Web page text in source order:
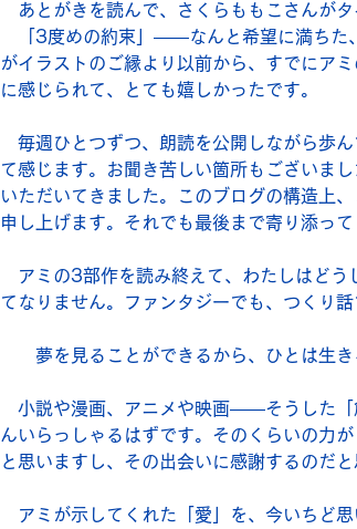
あとがきを読んで、さくらももこさんがタ
「3度めの約束」――なんと希望に満ちた
がイラストのご縁より以前から、すでにア
に感じられて、とても嬉しかったです。
毎週ひとつずつ、朗読を公開しながら歩
て感じます。お聞き苦しい箇所もございま
いただいてきました。このブログの構造上
申し上げます。それでも最後まで寄り添っ
アミの3部作を読み終えて、わたしはどう
てなりません。ファンタジーでも、つくり
夢を見ることができるから、ひとは生き
小説や漫画、アニメや映画――そうした「
んいらっしゃるはずです。そのくらいの力
と思いますし、その出会いに感謝するのだと
アミが示してくれた「愛」を、今いちど